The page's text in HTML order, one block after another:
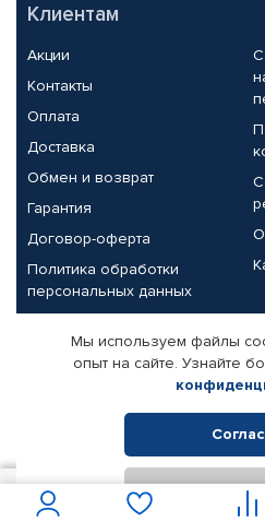
Клиентам
Акции
Контакты
Оплата
Доставка
Обмен и возврат
Гарантия
Договор-оферта
Политика обработки
персональных данных
О
Партнерам
Корпоративным клиентам
Поставщикам
© КАМАЗ ЦЕНТР ДОНЕЦК, 2015-2026.
Интернет-магазин автомобильных
Мы используем файлы
опыт на сайте. Узнайте